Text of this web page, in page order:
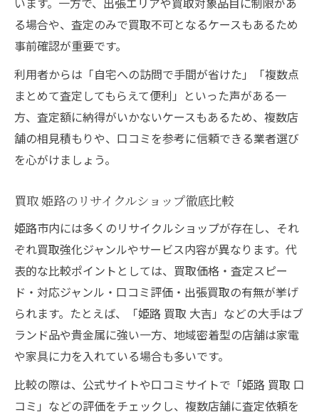
る場合や、査定のみで買取不可となるケースもあるため
事前確認が重要です。
利用者からは「自宅への訪問で手間が省けた」「複数点
まとめて査定してもらえて便利」といった声がある一
方、査定額に納得がいかないケースもあるため、複数店
舗の相見積もりや、口コミを参考に信頼できる業者選び
を心がけましょう。
買取 姫路のリサイクルショップ徹底比較
姫路市内には多くのリサイクルショップが存在し、それ
ぞれ買取強化ジャンルやサービス内容が異なります。代
表的な比較ポイントとしては、買取価格・査定スピー
ド・対応ジャンル・口コミ評価・出張買取の有無が挙げ
られます。たとえば、「姫路 買取 大吉」などの大手はブ
ランド品や貴金属に強い一方、地域密着型の店舗は家電
や家具に力を入れている場合も多いです。
比較の際は、公式サイトや口コミサイトで「姫路 買取 口
コミ」などの評価をチェックし、複数店舗に査定依頼を